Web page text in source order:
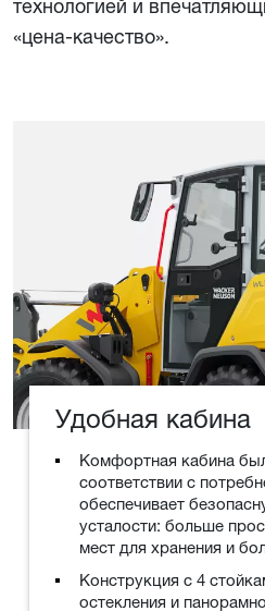
технологией и
«цена-качество».
Удобная кабина
Комфортная кабина
соответствии с
обеспечивает
усталости: больше
мест для хранения и
Конструкция с 4
остекления и